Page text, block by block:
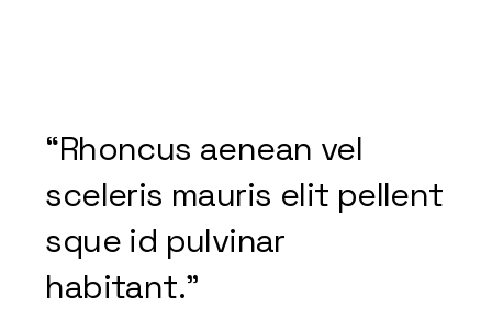
“Rhoncus aenean vel
sceleris mauris elit pellent
sque id pulvinar
habitant.”